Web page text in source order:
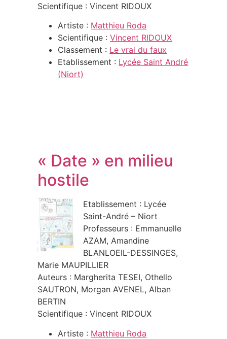
Scientifique : Vincent RIDOUX
Artiste : Matthieu Roda
Scientifique :Vincent RIDOUX
Classement : Le vrai du faux
Etablissement : Lycée Saint André
(Niort)
« Date » en milieu
hostile
Etablissement : Lycée
Saint-André – Niort
Professeurs : Emmanuelle
AZAM, Amandine
BLANLOEIL-DESSINGES,
Marie MAUPILLIER
Auteurs : Margherita TESEI, Othello
SAUTRON, Morgan AVENEL, Alban
BERTIN
Scientifique : Vincent RIDOUX
Artiste : Matthieu Roda